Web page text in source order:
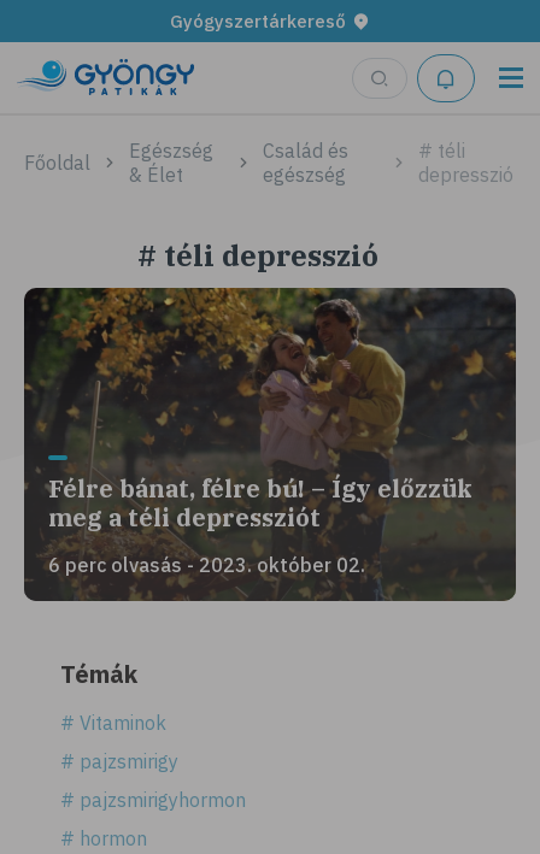
Gyógyszertárkereső
Főoldal
Egészség
& Élet
Család és
egészség
# téli
depresszió
# téli depresszió
Félre bánat, félre bú! – Így előzzük
meg a téli depressziót
6 perc olvasás - 2023. október 02.
Témák
# Vitaminok
# pajzsmirigy
# pajzsmirigyhormon
# hormon